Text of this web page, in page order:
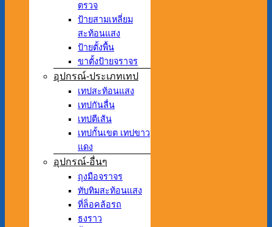
ตรวจ
ป้ายสามเหลี่ยม
สะท้อนแสง
ป้ายตั้งพื้น
ขาตั้งป้ายจราจร
อุปกรณ์-ประเภทเทป
เทปสะท้อนแสง
เทปกันลื่น
เทปตีเส้น
เทปกั้นเขต เทปขาว
แดง
อุปกรณ์-อื่นๆ
ถุงมือจราจร
ทับทิมสะท้อนแสง
ที่ล็อคล้อรถ
ธงราว